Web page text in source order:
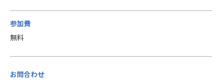
参加費
無料
お問合わせ